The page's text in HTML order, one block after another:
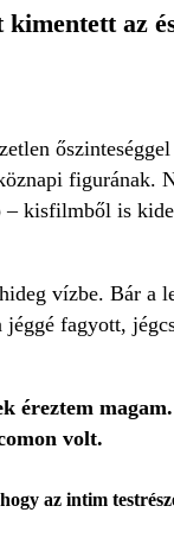
az
figurának.
– kisfilmből is
vízbe. Bár a
fagyott,
éreztem
volt.
az intim